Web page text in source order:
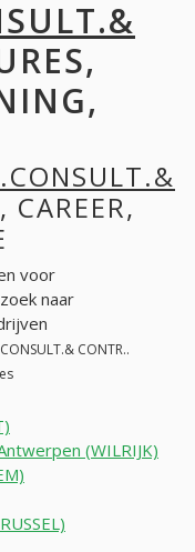
CAREER,
voor
naar
CONTR..
(WILRIJK)